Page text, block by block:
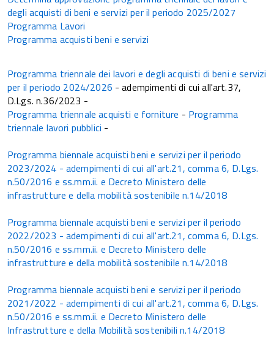
degli acquisti di beni e servizi per il periodo 2025/2027
Programma Lavori
Programma acquisti beni e servizi
Programma triennale dei lavori e degli acquisti di beni e servizi
per il periodo 2024/2026 - adempimenti di cui all'art.37,
D.Lgs. n.36/2023 -
Programma triennale acquisti e forniture - Programma
triennale lavori pubblici -
Programma biennale acquisti beni e servizi per il periodo
2023/2024 - adempimenti di cui all'art.21, comma 6, D.Lgs.
n.50/2016 e ss.mm.ii. e Decreto Ministero delle
infrastrutture e della mobilità sostenibile n.14/2018
Programma biennale acquisti beni e servizi per il periodo
2022/2023 - adempimenti di cui all'art.21, comma 6, D.Lgs.
n.50/2016 e ss.mm.ii. e Decreto Ministero delle
infrastrutture e della mobilità sostenibile n.14/2018
Programma biennale acquisti beni e servizi per il periodo
2021/2022 - adempimenti di cui all'art.21, comma 6, D.Lgs.
n.50/2016 e ss.mm.ii. e Decreto Ministero delle
Infrastrutture e della Mobilità sostenibili n.14/2018